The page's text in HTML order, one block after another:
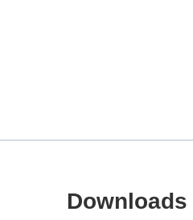
Downloads